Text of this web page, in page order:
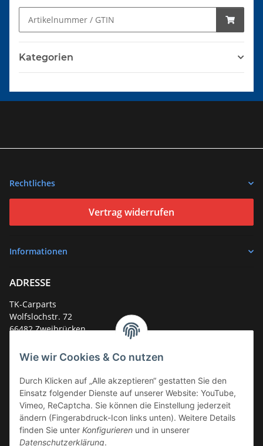
Wie wir Cookies & Co nutzen
Durch Klicken auf „Alle akzeptieren“ gestatten Sie den
Einsatz folgender Dienste auf unserer Website: YouTube,
Vimeo, ReCaptcha. Sie können die Einstellung jederzeit
ändern (Fingerabdruck-Icon links unten). Weitere Details
finden Sie unter Konfigurieren und in unserer
Datenschutzerklärung.
Kategorien
Rechtliches
Vertrag widerrufen
Informationen
ADRESSE
TK-Carparts
Wolfslochstr. 72
66482 Zweibrücken
Service-Hotline +49 (0)6332 - 48 58 48
E-Mail:mail@tk-carparts.de
Montag-Donnerstag von 13 bis 16 Uhr